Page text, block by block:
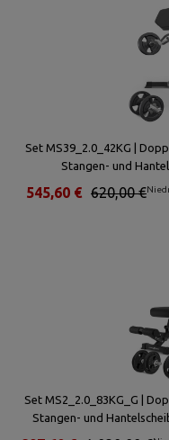
Set MS39_2.0_42KG |
Stangen- und
620,00 €
545,60 €
Set MS2_2.0_83KG_G |
Stangen- und